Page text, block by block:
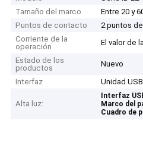
Tamaño del marco
Entre 20 y
Puntos de contacto
2 puntos
Corriente de la
operación
El valor de
Estado de los
productos
Nuevo
Interfaz
Unidad USB
Alta luz:
Interfaz
Marco del
Cuadro de